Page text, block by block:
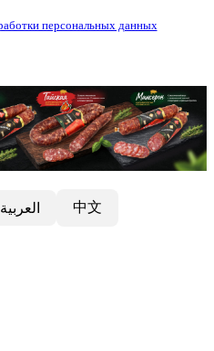
персональных данных
العربية 中文